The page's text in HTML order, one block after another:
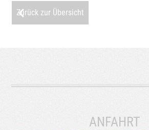
Zurück zur Übersicht
ANFAHRT